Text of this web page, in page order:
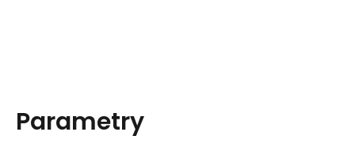
Parametry